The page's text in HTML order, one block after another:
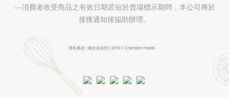
---消費者收受商品之有效日期若短於賣場標示期間，本公司將於
接獲通知後協助辦理。
隱私條款 | 條款及細則 | 2019 © Champion Hands